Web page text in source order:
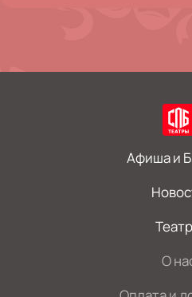
Афиша и
О